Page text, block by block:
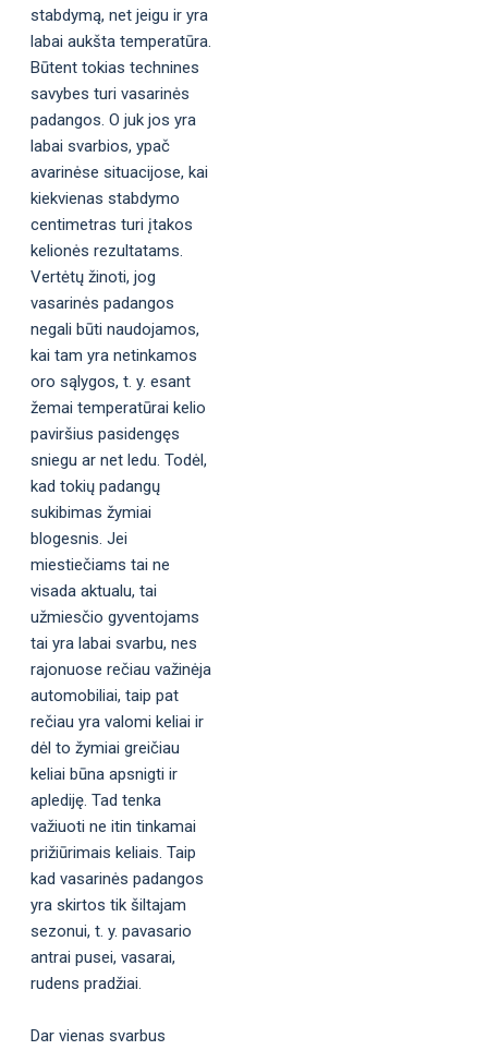
stabdymą, net jeigu ir yra
labai aukšta temperatūra.
Būtent tokias technines
savybes turi vasarinės
padangos. O juk jos yra
labai svarbios, ypač
avarinėse situacijose, kai
kiekvienas stabdymo
centimetras turi įtakos
kelionės rezultatams.
Vertėtų žinoti, jog
vasarinės padangos
negali būti naudojamos,
kai tam yra netinkamos
oro sąlygos, t. y. esant
žemai temperatūrai kelio
paviršius pasidengęs
sniegu ar net ledu. Todėl,
kad tokių padangų
sukibimas žymiai
blogesnis. Jei
miestiečiams tai ne
visada aktualu, tai
užmiesčio gyventojams
tai yra labai svarbu, nes
rajonuose rečiau važinėja
automobiliai, taip pat
rečiau yra valomi keliai ir
dėl to žymiai greičiau
keliai būna apsnigti ir
aplediję. Tad tenka
važiuoti ne itin tinkamai
prižiūrimais keliais. Taip
kad vasarinės padangos
yra skirtos tik šiltajam
sezonui, t. y. pavasario
antrai pusei, vasarai,
rudens pradžiai.
Dar vienas svarbus